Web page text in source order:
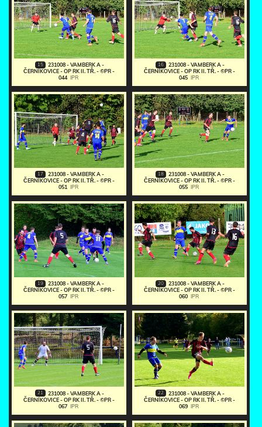
15
231008 - VAMBERK A -
ČERNÍKOVICE - OP RK II. TŘ. - ©PR -
044 IPR
16
231008 - VAMBERK A -
ČERNÍKOVICE - OP RK II. TŘ. - ©PR -
045 IPR
17
231008 - VAMBERK A -
ČERNÍKOVICE - OP RK II. TŘ. - ©PR -
051 IPR
18
231008 - VAMBERK A -
ČERNÍKOVICE - OP RK II. TŘ. - ©PR -
055 IPR
19
231008 - VAMBERK A -
ČERNÍKOVICE - OP RK II. TŘ. - ©PR -
057
IPR
20
231008 - VAMBERK A -
ČERNÍKOVICE - OP RK II. TŘ. - ©PR -
060
IPR
21
231008 - VAMBERK A -
ČERNÍKOVICE - OP RK II. TŘ. - ©PR -
067 IPR
22
231008 - VAMBERK A -
ČERNÍKOVICE - OP RK II. TŘ. - ©PR -
069 IPR